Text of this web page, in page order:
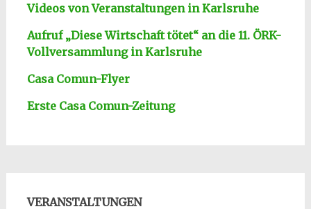
Videos von Veranstaltungen in Karlsruhe
Aufruf „Diese Wirtschaft tötet“ an die 11. ÖRK-
Vollversammlung in Karlsruhe
Casa Comun-Flyer
Erste Casa Comun-Zeitung
VERANSTALTUNGEN